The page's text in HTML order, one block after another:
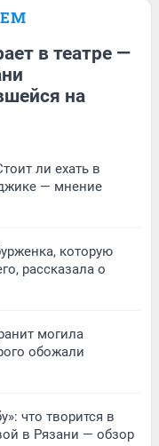
в театре —
на
ли ехать в
— мнение
которую
рассказала о
могила
обожали
что творится в
в Рязани — обзор